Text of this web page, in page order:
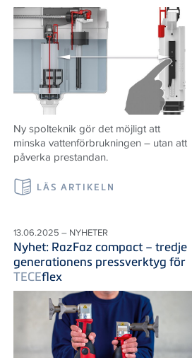
Ny spolteknik gör det möjligt att
minska vattenförbrukningen – utan att
påverka prestandan.
LÄS ARTIKELN
13.06.2025 – NYHETER
Nyhet: RazFaz compact – tredje
generationens pressverktyg för
TECEflex